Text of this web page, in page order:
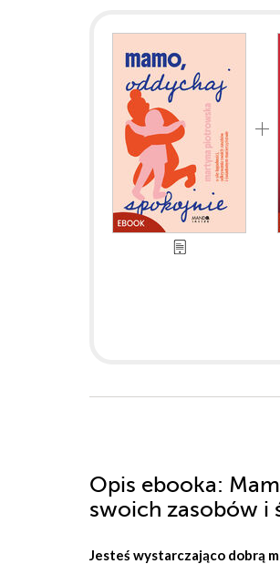
Opis ebooka:
swoich zasobów i
Jesteś wystarczająco dobrą